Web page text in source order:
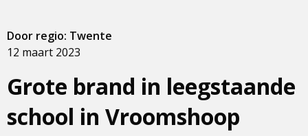
Grote brand in leegstaande
school in Vroomshoop
12 maart 2023
Door regio: Twente